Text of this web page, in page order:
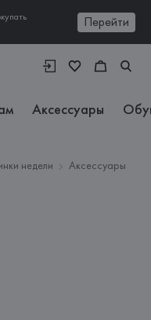
Перейти
Аксессуары
недели
Аксессуары